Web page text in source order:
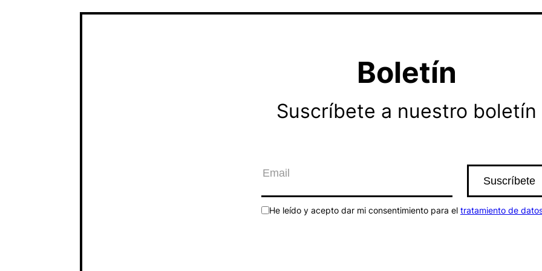
Boletín
Suscríbete a nuestro boletín
He leído y acepto dar mi consentimiento para el tratamiento de